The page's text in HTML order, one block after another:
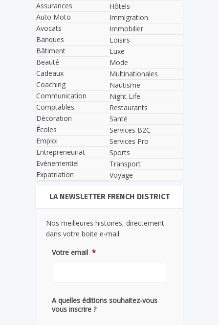
Assurances
Auto Moto
Avocats
Banques
Bâtiment
Beauté
Cadeaux
Coaching
Communication
Comptables
Décoration
Écoles
Emploi
Entrepreneuriat
Evènementiel
Expatriation
Hôtels
Immigration
Immobilier
Loisirs
Luxe
Mode
Multinationales
Nautisme
Night Life
Restaurants
Santé
Services B2C
Services Pro
Sports
Transport
Voyage
LA NEWSLETTER FRENCH DISTRICT
Nos meilleures histoires, directement
dans votre boite e-mail.
Votre email *
A quelles éditions souhaitez-vous
vous inscrire ?